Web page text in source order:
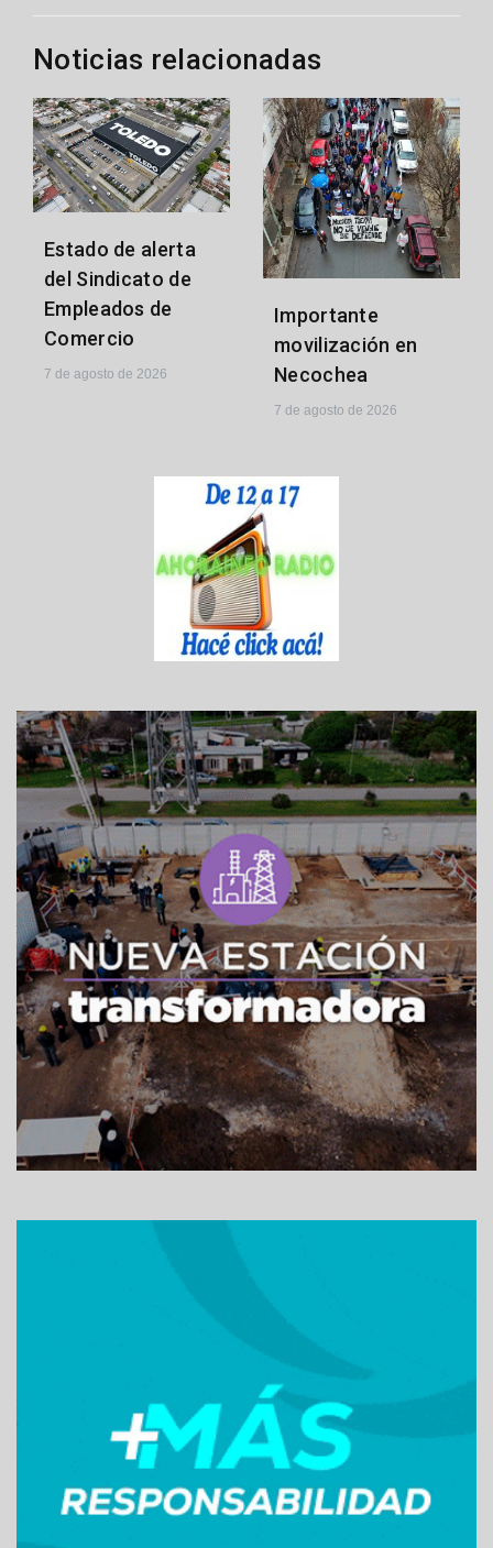
Noticias relacionadas
Estado de alerta
del Sindicato de
Empleados de
Comercio
7 de agosto de 2026
Importante
movilización en
Necochea
7 de agosto de 2026